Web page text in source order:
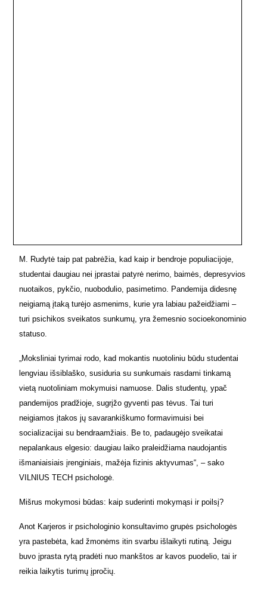
M. Rudytė taip pat pabrėžia, kad kaip ir bendroje populiacijoje,
studentai daugiau nei įprastai patyrė nerimo, baimės, depresyvios
nuotaikos, pykčio, nuobodulio, pasimetimo. Pandemija didesnę
neigiamą įtaką turėjo asmenims, kurie yra labiau pažeidžiami –
turi psichikos sveikatos sunkumų, yra žemesnio socioekonominio
statuso.
„Moksliniai tyrimai rodo, kad mokantis nuotoliniu būdu studentai
lengviau išsiblaško, susiduria su sunkumais rasdami tinkamą
vietą nuotoliniam mokymuisi namuose. Dalis studentų, ypač
pandemijos pradžioje, sugrįžo gyventi pas tėvus. Tai turi
neigiamos įtakos jų savarankiškumo formavimuisi bei
socializacijai su bendraamžiais. Be to, padaugėjo sveikatai
nepalankaus elgesio: daugiau laiko praleidžiama naudojantis
išmaniaisiais įrenginiais, mažėja fizinis aktyvumas“, – sako
VILNIUS TECH psichologė.
Mišrus mokymosi būdas: kaip suderinti mokymąsi ir poilsį?
Anot Karjeros ir psichologinio konsultavimo grupės psichologės
yra pastebėta, kad žmonėms itin svarbu išlaikyti rutiną. Jeigu
buvo įprasta rytą pradėti nuo mankštos ar kavos puodelio, tai ir
reikia laikytis turimų įpročių.